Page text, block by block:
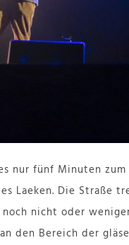
nur fünf Minuten
Laeken. Die Straße
nicht oder
den Bereich der